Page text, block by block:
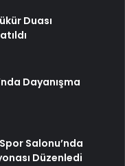
Duası
Dayanışma
Salonu’nda
Düzenledi